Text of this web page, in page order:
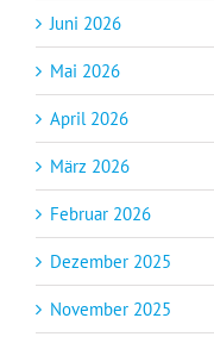
Juni 2026
Mai 2026
April 2026
März 2026
Februar 2026
Dezember 2025
November 2025